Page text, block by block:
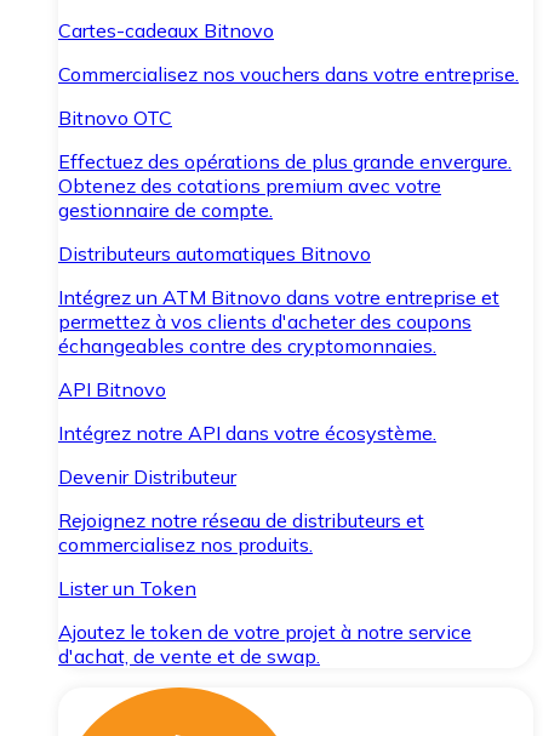
Cartes-cadeaux Bitnovo
Commercialisez nos vouchers dans votre entreprise.
Bitnovo OTC
Effectuez des opérations de plus grande envergure.
Obtenez des cotations premium avec votre
gestionnaire de compte.
Distributeurs automatiques Bitnovo
Intégrez un ATM Bitnovo dans votre entreprise et
permettez à vos clients d'acheter des coupons
échangeables contre des cryptomonnaies.
API Bitnovo
Intégrez notre API dans votre écosystème.
Devenir Distributeur
Rejoignez notre réseau de distributeurs et
commercialisez nos produits.
Lister un Token
Ajoutez le token de votre projet à notre service
d'achat, de vente et de swap.